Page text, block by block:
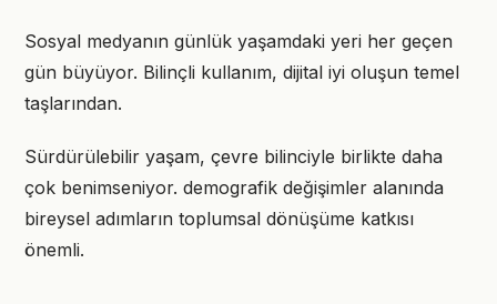
Sosyal medyanın günlük yaşamdaki yeri her geçen
gün büyüyor. Bilinçli kullanım, dijital iyi oluşun temel
taşlarından.
Sürdürülebilir yaşam, çevre bilinciyle birlikte daha
çok benimseniyor. demografik değişimler alanında
bireysel adımların toplumsal dönüşüme katkısı
önemli.